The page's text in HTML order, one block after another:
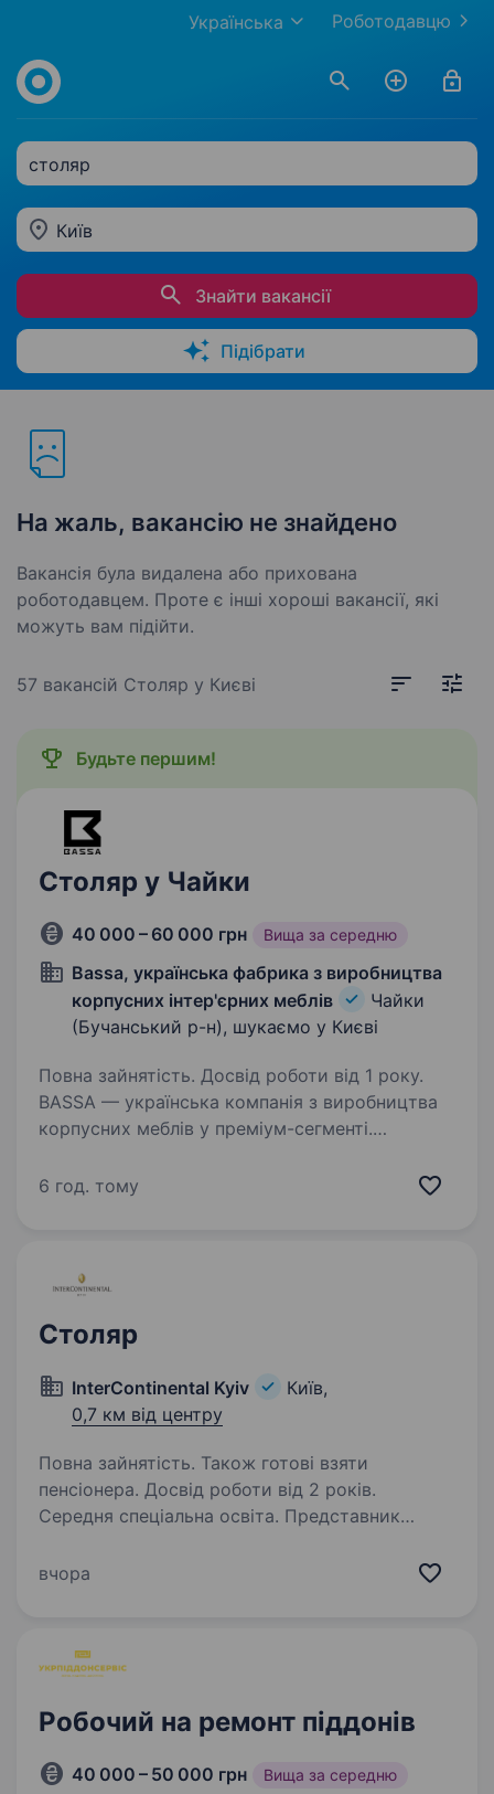
Роботодавцю
Українська
столяр
Київ
Знайти вакансії
Підібрати
На жаль, вакансію не знайдено
Вакансія була видалена або прихована
роботодавцем. Проте є інші хороші вакансії, які
можуть вам підійти.
57 вакансій Столяр у Києві
Будьте першим!
Столяр у Чайки
40 000 – 60 000 грн Вища за середню
Bassa, українська фабрика з виробництва
корпусних інтер'єрних меблів
Чайки
(Бучанський р-н), шукаємо у Києві
Повна зайнятість. Досвід роботи від 1 року.
BASSA — українська компанія з виробництва
корпусних меблів у преміум-сегменті.
задовольняють високі вимоги щодо якості,
6 год. тому
Столяр
InterContinental Kyiv
Київ,
0,7 км від центру
Повна зайнятість. Також готові взяти
пенсіонера. Досвід роботи від 2 років.
Середня спеціальна освіта. Представник
InterContinental Hotels Group, готель
працювати в найпрекраснішому місці України,
де тебе буде…
вчора
Робочий на ремонт піддонів
40 000 – 50 000 грн Вища за середню